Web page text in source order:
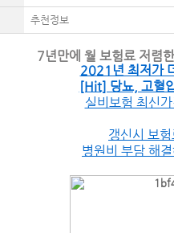
추천정보
7년만에 월 보험료 저렴
2021년 최저가
[Hit] 당뇨, 고혈
실비보험 최신
갱신시 보
병원비 부담 해